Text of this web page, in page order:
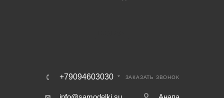
+79094603030 ЗАКАЗАТЬ ЗВОНОК